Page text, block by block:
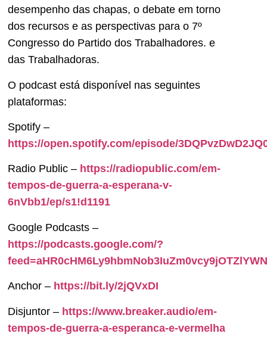
desempenho das chapas, o debate em torno
dos recursos e as perspectivas para o 7º
Congresso do Partido dos Trabalhadores. e
das Trabalhadoras.
O podcast está disponível nas seguintes
plataformas:
Spotify –
https://open.spotify.com/episode/
Radio Public – https://radiopublic.com/em-
tempos-de-guerra-a-esperana-v-
6nVbb1/ep/s1!d1191
Google Podcasts –
https://podcasts.google.com/?
Anchor – https://bit.ly/2jQVxDI
Disjuntor – https://www.breaker.audio/em-
tempos-de-guerra-a-esperanca-e-vermelha